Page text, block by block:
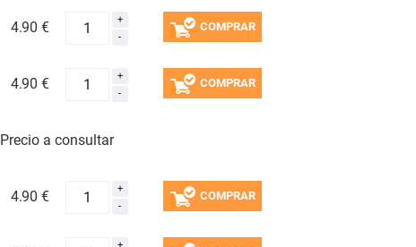
4.90 € COMPRAR
4.90 € COMPRAR
Precio a consultar
4.90 € COMPRAR